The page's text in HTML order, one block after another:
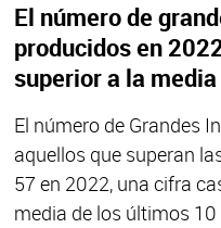
El número de
producidos en
superior a la
El número de Grandes
aquellos que superan
57 en 2022, una cifra
media de los últimos 10